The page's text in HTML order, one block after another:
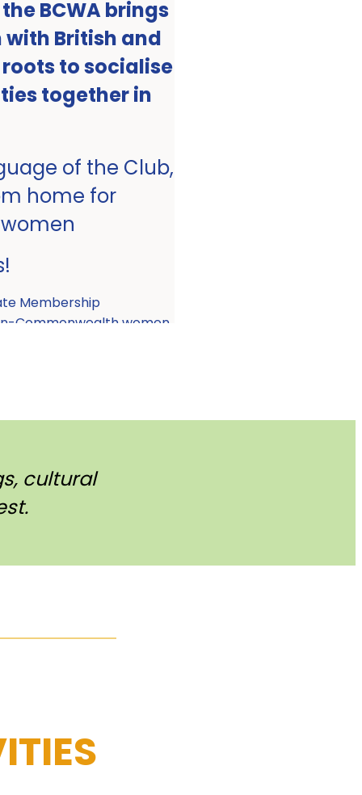
BCWA brings
British and
to socialise
together in
of the Club,
home for
Membership
Commonwealth women.
cultural